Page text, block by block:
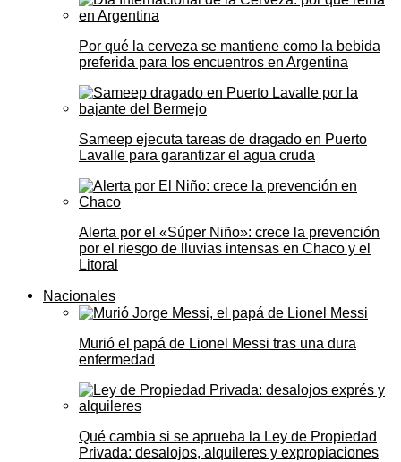
Por qué la cerveza se mantiene como la bebida
preferida para los encuentros en Argentina
Sameep ejecuta tareas de dragado en Puerto
Lavalle para garantizar el agua cruda
Alerta por el «Súper Niño»: crece la prevención
por el riesgo de lluvias intensas en Chaco y el
Litoral
Nacionales
Murió el papá de Lionel Messi tras una dura
enfermedad
Qué cambia si se aprueba la Ley de Propiedad
Privada: desalojos, alquileres y expropiaciones